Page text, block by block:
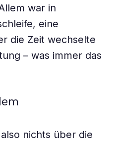
war in
eine
die Zeit wechselte
– was immer das
nichts über die